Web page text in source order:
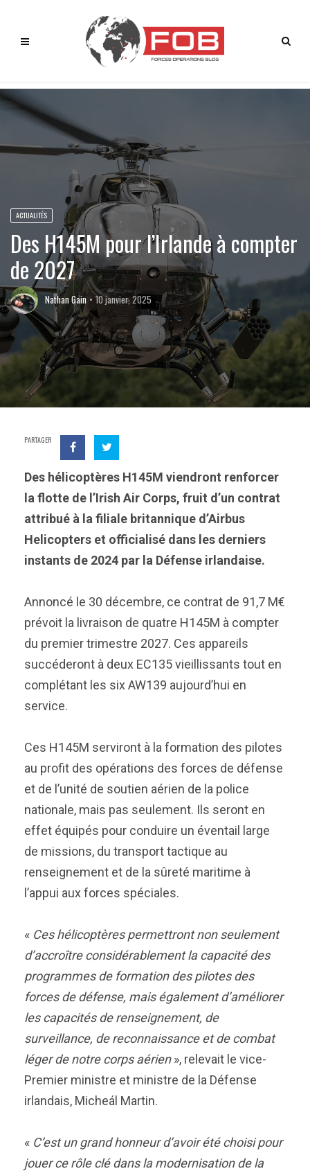
ACTUALITÉS
Des H145M pour l’Irlande à compter
de 2027
Nathan Gain 10 janvier, 2025
PARTAGER
Des hélicoptères H145M viendront renforcer
la flotte de l’Irish Air Corps, fruit d’un contrat
attribué à la filiale britannique d’Airbus
Helicopters et officialisé dans les derniers
instants de 2024 par la Défense irlandaise.
Annoncé le 30 décembre, ce contrat de 91,7 M€
prévoit la livraison de quatre H145M à compter
du premier trimestre 2027. Ces appareils
succéderont à deux EC135 vieillissants tout en
complétant les six AW139 aujourd’hui en
service.
Ces H145M serviront à la formation des pilotes
au profit des opérations des forces de défense
et de l’unité de soutien aérien de la police
nationale, mais pas seulement. Ils seront en
effet équipés pour conduire un éventail large
de missions, du transport tactique au
renseignement et de la sûreté maritime à
l’appui aux forces spéciales.
« Ces hélicoptères permettront non seulement
d’accroître considérablement la capacité des
programmes de formation des pilotes des
forces de défense, mais également d’améliorer
les capacités de renseignement, de
surveillance, de reconnaissance et de combat
léger de notre corps aérien», relevait le vice-
Premier ministre et ministre de la Défense
irlandais, Micheál Martin.
« C’est un grand honneur d’avoir été choisi pour
jouer ce rôle clé dans la modernisation de la